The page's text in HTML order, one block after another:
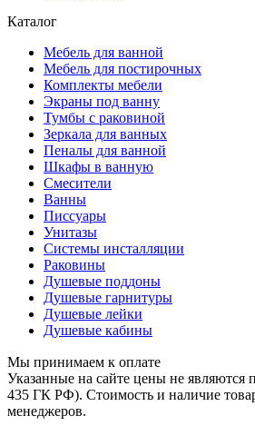
Каталог
Мебель для ванной
Мебель для постирочных
Комплекты мебели
Экраны под ванну
Тумбы с раковиной
Зеркала для ванных
Пеналы для ванной
Шкафы в ванную
Смесители
Ванны
Писсуары
Унитазы
Системы инсталляции
Раковины
Душевые поддоны
Душевые гарнитуры
Душевые лейки
Душевые кабины
Мы принимаем к оплате
Указанные на сайте цены не являются
435 ГК РФ). Стоимость и наличие
менеджеров.